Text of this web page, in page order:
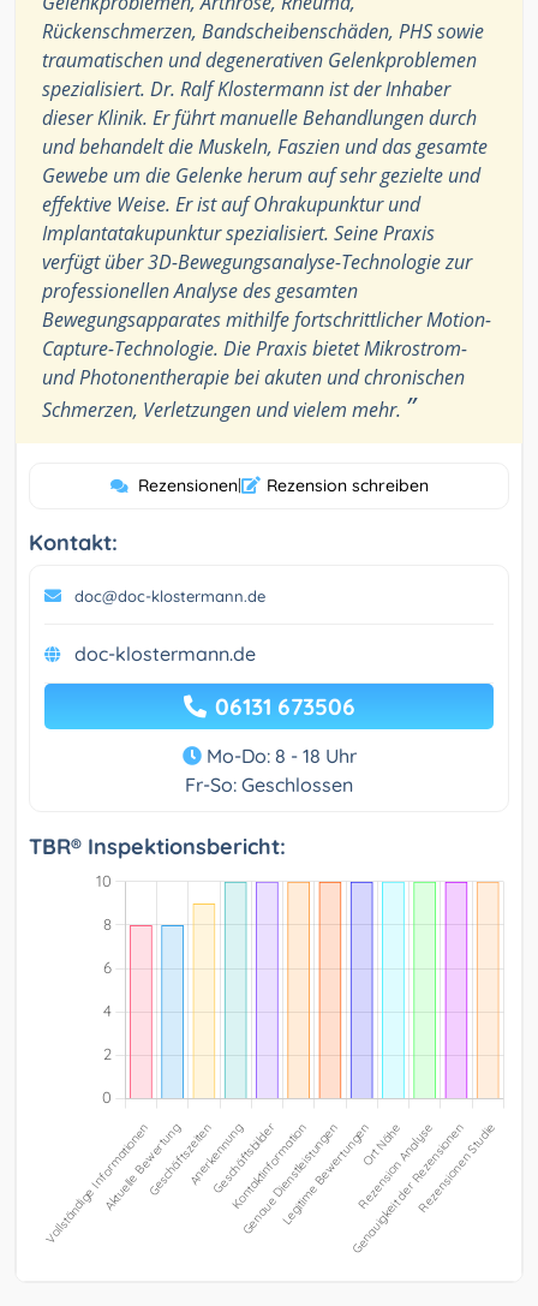
Rückenschmerzen, Bandscheibenschäden, PHS sowie
traumatischen und degenerativen Gelenkproblemen
spezialisiert. Dr. Ralf Klostermann ist der Inhaber
dieser Klinik. Er führt manuelle Behandlungen durch
und behandelt die Muskeln, Faszien und das gesamte
Gewebe um die Gelenke herum auf sehr gezielte und
effektive Weise. Er ist auf Ohrakupunktur und
Implantatakupunktur spezialisiert. Seine Praxis
verfügt über 3D-Bewegungsanalyse-Technologie zur
professionellen Analyse des gesamten
Bewegungsapparates mithilfe fortschrittlicher Motion-
Capture-Technologie. Die Praxis bietet Mikrostrom-
und Photonentherapie bei akuten und chronischen
Schmerzen, Verletzungen und vielem mehr. ”
Rezensionen| Rezension schreiben
Kontakt:
doc@doc-klostermann.de
doc-klostermann.de
06131 673506
Mo-Do: 8 - 18 Uhr
Fr-So: Geschlossen
TBR® Inspektionsbericht: